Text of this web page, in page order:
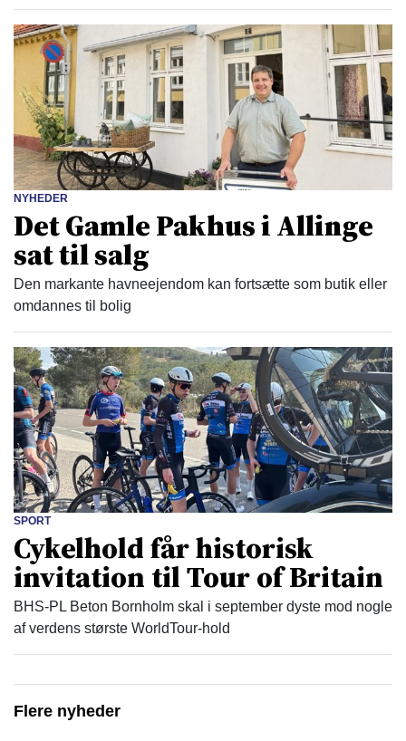
NYHEDER
Det Gamle Pakhus i Allinge
sat til salg
Den markante havneejendom kan fortsætte som butik eller
omdannes til bolig
SPORT
Cykelhold får historisk
invitation til Tour of Britain
BHS-PL Beton Bornholm skal i september dyste mod nogle
af verdens største WorldTour-hold
Flere nyheder